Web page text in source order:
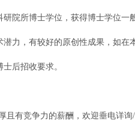
院所博士学位，获得博士学位一
力，有较好的原创性成果，如在
后招收要求。
且有竞争力的薪酬，欢迎垂电详询/